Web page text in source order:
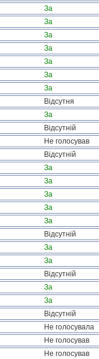
За
За
За
За
За
За
За
Відсутня
За
Відсутній
Не голосував
Відсутній
За
За
За
За
За
Відсутній
За
За
Відсутній
За
За
Відсутній
Не голосувала
Не голосував
Не голосував